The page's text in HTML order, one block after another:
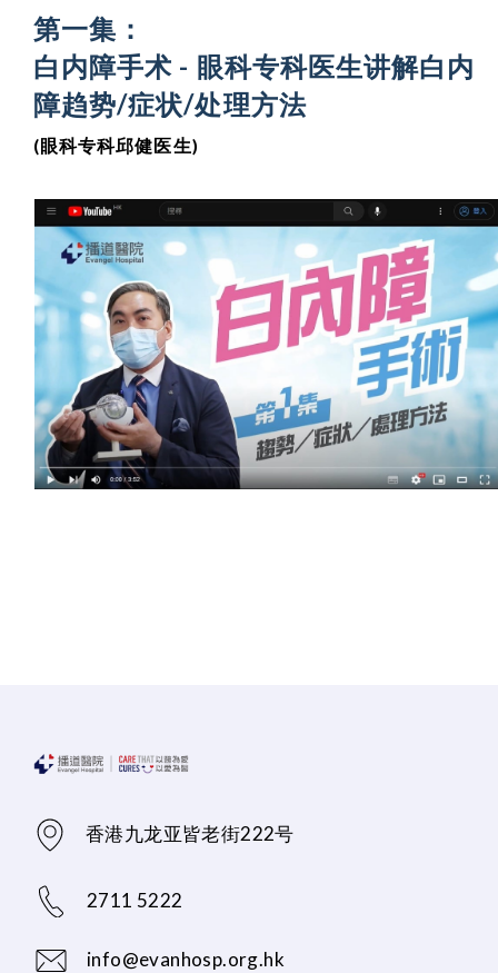
第一集：
白内障手术 - 眼科专科医生讲解白内
障趋势/症状/处理方法
(眼科专科邱健医生)
香港九龙亚皆老街222号
2711 5222
info@evanhosp.org.hk